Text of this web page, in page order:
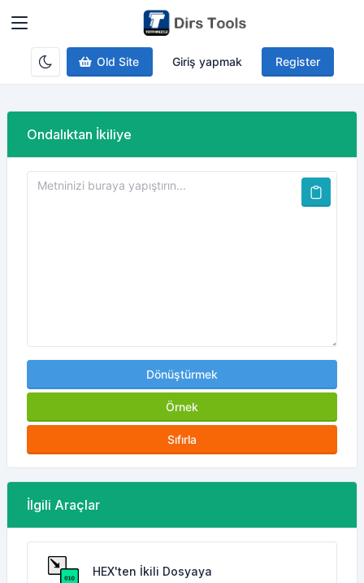
Old Site Giriş yapmak Register
Ondalıktan İkiliye
Dönüştürmek
Örnek
Sıfırla
İlgili Araçlar
HEX'ten İkili Dosyaya